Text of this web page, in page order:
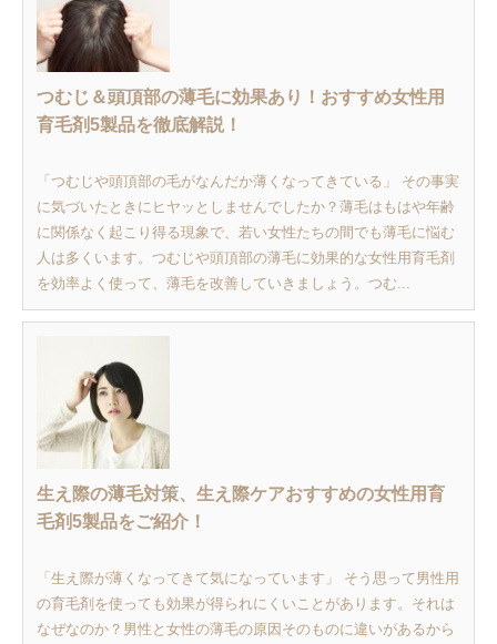
つむじ＆頭頂部の薄毛に効果あり！おすすめ女性用
育毛剤5製品を徹底解説！
「つむじや頭頂部の毛がなんだか薄くなってきている」 その事実
に気づいたときにヒヤッとしませんでしたか？薄毛はもはや年齢
に関係なく起こり得る現象で、若い女性たちの間でも薄毛に悩む
人は多くいます。つむじや頭頂部の薄毛に効果的な女性用育毛剤
を効率よく使って、薄毛を改善していきましょう。つむ...
生え際の薄毛対策、生え際ケアおすすめの女性用育
毛剤5製品をご紹介！
「生え際が薄くなってきて気になっています」 そう思って男性用
の育毛剤を使っても効果が得られにくいことがあります。それは
なぜなのか？男性と女性の薄毛の原因そのものに違いがあるから